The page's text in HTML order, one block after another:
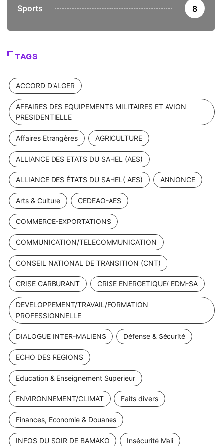
Sports 8
TAGS
ACCORD D'ALGER
AFFAIRES DES EQUIPEMENTS MILITAIRES ET AVION
PRESIDENTIELLE
Affaires Etrangères AGRICULTURE
ALLIANCE DES ETATS DU SAHEL (AES)
ALLIANCE DES ÉTATS DU SAHEL( AES) ANNONCE
Arts & Culture CEDEAO-AES
COMMERCE-EXPORTATIONS
COMMUNICATION/TELECOMMUNICATION
CONSEIL NATIONAL DE TRANSITION (CNT)
CRISE CARBURANT CRISE ENERGETIQUE/ EDM-SA
DEVELOPPEMENT/TRAVAIL/FORMATION
PROFESSIONNELLE
DIALOGUE INTER-MALIENS Défense & Sécurité
ECHO DES REGIONS
Education & Enseignement Superieur
ENVIRONNEMENT/CLIMAT Faits divers
Finances, Economie & Douanes
INFOS DU SOIR DE BAMAKO Insécurité Mali